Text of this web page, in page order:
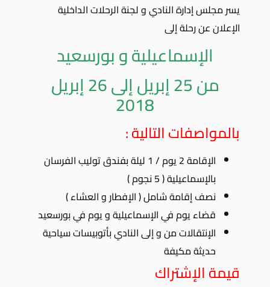
يسر مجلس إدارة النادي و لجنة الرحلات الداخلية
الإعلان عن رحلة إلى
الإسماعيلية و بورسعيد
من 25 إبريل إلى 26 إبريل
2018
بالمواصفات التالية :
الإقامة 2 يوم / 1 ليلة بفندق توليب الفرسان
بالإسماعيلية ( 5 نجوم )
نصف إقامة شامل ( الإفطار و العشاء )
قضاء يوم في الإسماعيلية و يوم في بورسعيد
الإنتقالات من و إلى النادي بأتوبيسات سياحية
حديثة مكيفة
قيمة الإشتراك